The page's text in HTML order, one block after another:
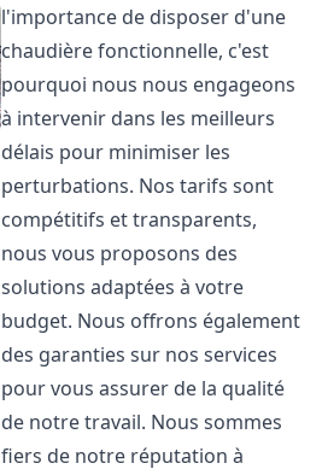
l'importance de disposer d'une
chaudière fonctionnelle, c'est
pourquoi nous nous engageons
à intervenir dans les meilleurs
délais pour minimiser les
perturbations. Nos tarifs sont
compétitifs et transparents,
nous vous proposons des
solutions adaptées à votre
budget. Nous offrons également
des garanties sur nos services
pour vous assurer de la qualité
de notre travail. Nous sommes
fiers de notre réputation à